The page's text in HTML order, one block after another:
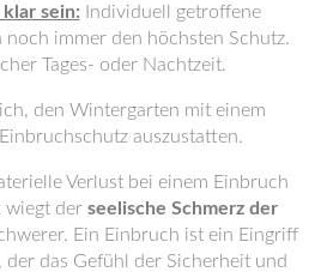
sein: Individuell getroffene
noch immer den höchsten Schutz.
Tages- oder Nachtzeit.
den Wintergarten mit einem
auszustatten.
Verlust bei einem Einbruch
wiegt der seelische Schmerz der
Ein Einbruch ist ein Eingriff
der das Gefühl der Sicherheit und